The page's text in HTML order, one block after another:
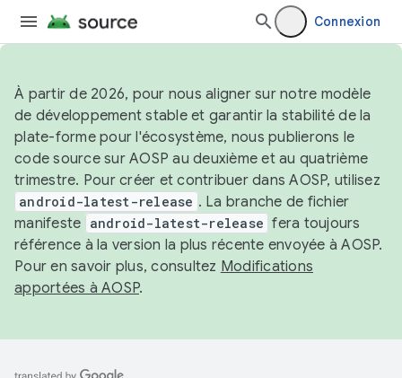
Connexion
À partir de 2026, pour nous aligner sur notre modèle
de développement stable et garantir la stabilité de la
plate-forme pour l'écosystème, nous publierons le
code source sur AOSP au deuxième et au quatrième
trimestre. Pour créer et contribuer dans AOSP, utilisez
android-latest-release . La branche de fichier
manifeste android-latest-release fera toujours
référence à la version la plus récente envoyée à AOSP.
Pour en savoir plus, consultez Modifications
apportées à AOSP.